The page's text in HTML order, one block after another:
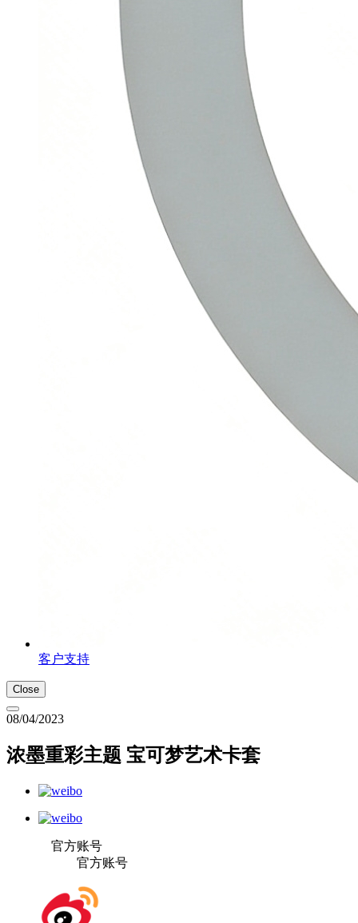
客户支持
Close
08/04/2023
浓墨重彩主题 宝可梦艺术卡套
官方账号
官方账号